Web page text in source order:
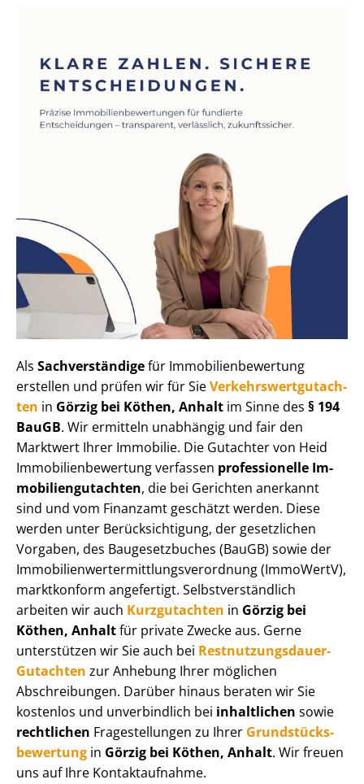
Als Sachverständigefür Im­mo­bi­li­en­be­wer­tung
erstellen und prüfen wir für SieVer­kehrs­wert­gut­ach­
ten in Görzig bei Köthen, Anhalt im Sinne des § 194
BauGB. Wir ermitteln unabhängig und fair den
Marktwert Ihrer Immobilie. Die Gutachter von Heid
Im­mo­bi­li­en­be­wer­tung verfassen professionelle Im­
mo­bi­li­en­gut­ach­ten, die bei Gerichten anerkannt
sind und vom Finanzamt geschätzt werden. Diese
werden unter Be­rück­sich­ti­gung, der gesetzlichen
Vorgaben, des Baugesetzbuches (BauGB) sowie der
Im­mo­bi­li­en­wert­ermitt­lungs­ver­ord­nung (ImmoWertV),
marktkonform angefertigt. Selbst­ver­ständ­lich
arbeiten wir auch Kurzgutachten in Görzig bei
Köthen, Anhaltfür private Zwecke aus. Gerne
unterstützen wir Sie auch bei Rest­nut­zungs­dau­er-
Gutachten zur Anhebung Ihrer möglichen
Abschreibungen. Darüber hinaus beraten wir Sie
kostenlos und unverbindlich bei inhaltlichen sowie
rechtlichen Fragestellungen zu Ihrer Grund­stücks­
be­wer­tung in Görzig bei Köthen, Anhalt. Wir freuen
uns auf Ihre Kontaktaufnahme.